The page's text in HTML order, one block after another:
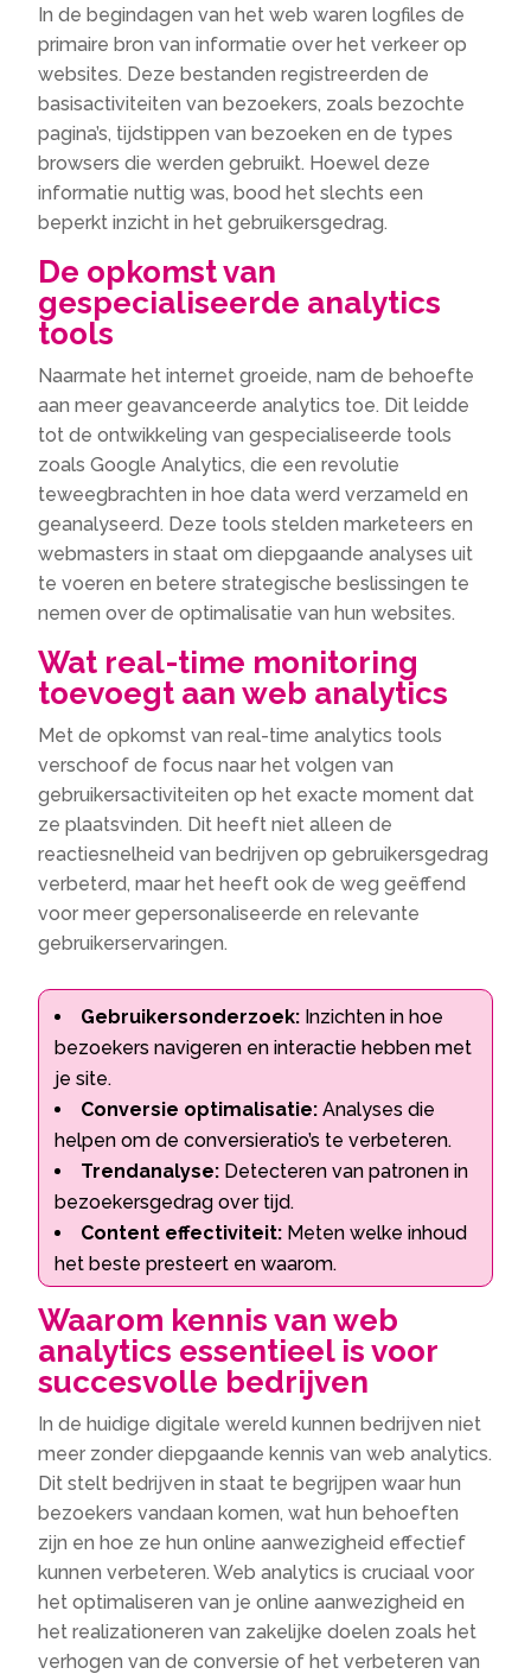
In de begindagen van het web waren logfiles de
primaire bron van informatie over het verkeer op
websites. Deze bestanden registreerden de
basisactiviteiten van bezoekers, zoals bezochte
pagina’s, tijdstippen van bezoeken en de types
browsers die werden gebruikt. Hoewel deze
informatie nuttig was, bood het slechts een
beperkt inzicht in het gebruikersgedrag.
De opkomst van
gespecialiseerde analytics
tools
Naarmate het internet groeide, nam de behoefte
aan meer geavanceerde analytics toe. Dit leidde
tot de ontwikkeling van gespecialiseerde tools
zoals Google Analytics, die een revolutie
teweegbrachten in hoe data werd verzameld en
geanalyseerd. Deze tools stelden marketeers en
webmasters in staat om diepgaande analyses uit
te voeren en betere strategische beslissingen te
nemen over de optimalisatie van hun websites.
Wat real-time monitoring
toevoegt aan web analytics
Met de opkomst van real-time analytics tools
verschoof de focus naar het volgen van
gebruikersactiviteiten op het exacte moment dat
ze plaatsvinden. Dit heeft niet alleen de
reactiesnelheid van bedrijven op gebruikersgedrag
verbeterd, maar het heeft ook de weg geëffend
voor meer gepersonaliseerde en relevante
gebruikerservaringen.
Gebruikersonderzoek: Inzichten in hoe
bezoekers navigeren en interactie hebben met
je site.
Conversie optimalisatie: Analyses die
helpen om de conversieratio’s te verbeteren.
Trendanalyse: Detecteren van patronen in
bezoekersgedrag over tijd.
Content effectiviteit: Meten welke inhoud
het beste presteert en waarom.
Waarom kennis van web
analytics essentieel is voor
succesvolle bedrijven
In de huidige digitale wereld kunnen bedrijven niet
meer zonder diepgaande kennis van web analytics.
Dit stelt bedrijven in staat te begrijpen waar hun
bezoekers vandaan komen, wat hun behoeften
zijn en hoe ze hun online aanwezigheid effectief
kunnen verbeteren. Web analytics is cruciaal voor
het optimaliseren van je online aanwezigheid en
het realizationeren van zakelijke doelen zoals het
verhogen van de conversie of het verbeteren van